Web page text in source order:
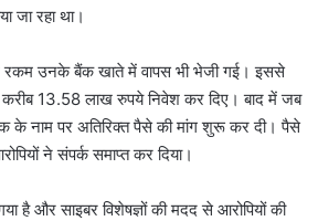
जा रहा था।
रकम उनके बैंक खाते में वापस भी भेजी गई। इससे
13.58 लाख रुपये निवेश कर दिए। बाद में जब
के नाम पर अतिरिक्त पैसे की मांग शुरू कर दी। पैसे
ने संपर्क समाप्त कर दिया।
है और साइबर विशेषज्ञों की मदद से आरोपियों की